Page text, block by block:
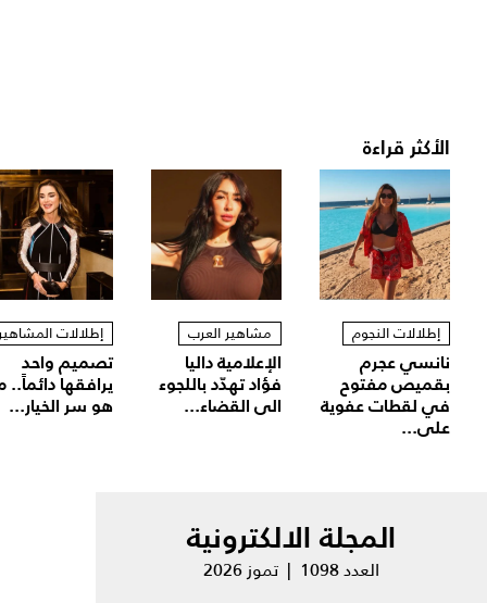
الأكثر قراءة
إطلالات النجوم
نانسي عجرم
بقميص مفتوح
في لقطات عفوية
على...
مشاهير العرب
الإعلامية داليا
فؤاد تهدّد باللجوء
الى القضاء...
إطلالات
تصميم واحد
يرافقها دائماً..
هو سر الخيار...
المجلة الالكترونية
العدد 1098 | تموز 2026